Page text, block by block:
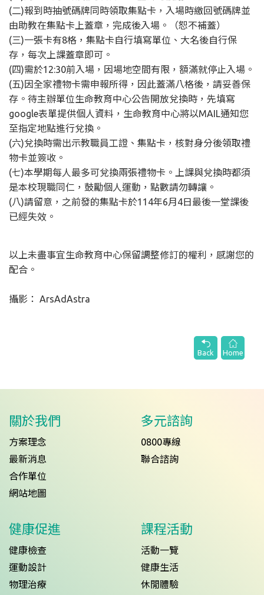
(二)報到時抽號碼牌同時領取集點卡，入場時繳回號碼牌並
由助教在集點卡上蓋章，完成後入場。（恕不補蓋）
(三)一張卡有8格，集點卡自行填寫單位、大名後自行保
存，每次上課蓋章即可。
(四)需於12:30前入場，因場地空間有限，額滿就停止入場。
(五)因全家禮物卡需申報所得，因此蓋滿八格後，請妥善保
存。待主辦單位生命教育中心公告開放兌換時，先填寫
google表單提供個人資料，生命教育中心將以MAIL通知您
至指定地點進行兌換。
(六)兌換時需出示教職員工證、集點卡，核對身分後領取禮
物卡並簽收。
(七)本學期每人最多可兌換兩張禮物卡。上課與兌換時都須
是本校現職同仁，鼓勵個人運動，點數請勿轉讓。
(八)請留意，之前發的集點卡於114年6月4日最後一堂課後
已經失效。
以上未盡事宜生命教育中心保留調整修訂的權利，感謝您的
配合。
攝影： ArsAdAstra
Back Home
關於我們
方案理念
最新消息
合作單位
網站地圖
多元諮詢
0800專線
聯合諮詢
健康促進
健康檢查
運動設計
物理治療
課程活動
活動一覽
健康生活
休閒體驗